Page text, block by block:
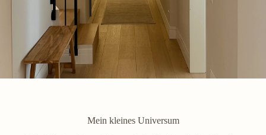
Mein kleines Universum